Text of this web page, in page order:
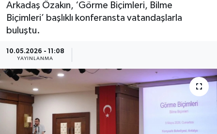
Arkadaş Özakın, ‘Görme Biçimleri, Bilme
Biçimleri’ başlıklı konferansta vatandaşlarla
buluştu.
10.05.2026 - 11:08
YAYINLANMA
Genel
Görüntülü Haber
Güncel
Kültür & Sanat
Son Dakika Haberleri
Haber Arşivi